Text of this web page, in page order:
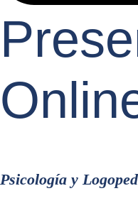
Psicología y